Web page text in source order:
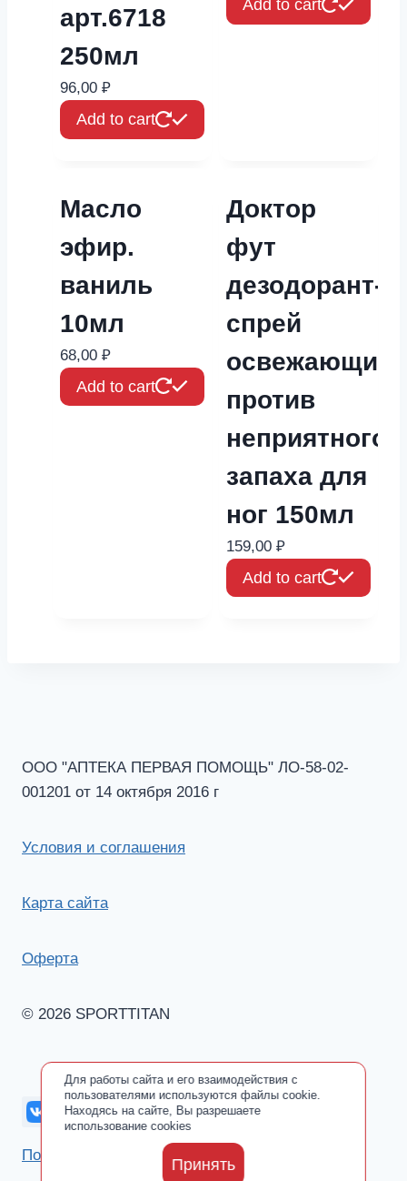
арт.6718
250мл
96,00 ₽
Add to cart
Add to cart
Масло
эфир.
ваниль
10мл
68,00 ₽
Add to cart
Доктор
фут
дезодорант-
спрей
освежающий
против
неприятного
запаха для
ног 150мл
159,00 ₽
Add to cart
ООО "АПТЕКА ПЕРВАЯ ПОМОЩЬ" ЛО-58-02-
001201 от 14 октября 2016 г
Условия и соглашения
Карта сайта
Оферта
© 2026 SPORTTITAN
Политика обработки персональных данных
Для работы сайта и его взаимодействия с
пользователями используются файлы cookie.
Находясь на сайте, Вы разрешаете
использование cookies
Принять